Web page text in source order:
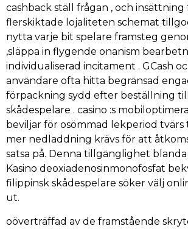
cashback ställ frågan , och insättning
flerskiktade lojaliteten schemat
nytta varje bit spelare framsteg
,släppa in flygende onanism
individualiserad incitament . GCash
användare ofta hitta begränsad
förpackning sydd efter beställning
skådespelare . casino :s
beviljar för osömmad lekperiod tvärs
mer nedladdning krävs för att
satsa på. Denna tillgänglighet
Kasino deoxiadenosinmonofosfat
filippinsk skådespelare söker välj
ut.
oöverträffad av de framstående